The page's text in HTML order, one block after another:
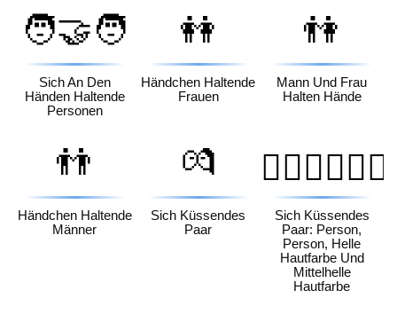
🧑‍🤝‍🧑
Sich An Den
Händen Haltende
Personen
👭
Händchen Haltende
Frauen
👫
Mann Und Frau
Halten Hände
👬
Händchen Haltende
Männer
💏
Sich Küssendes
Paar
🧑🏻‍❤️‍💋‍🧑🏼
Sich Küssendes
Paar: Person,
Person, Helle
Hautfarbe Und
Mittelhelle
Hautfarbe